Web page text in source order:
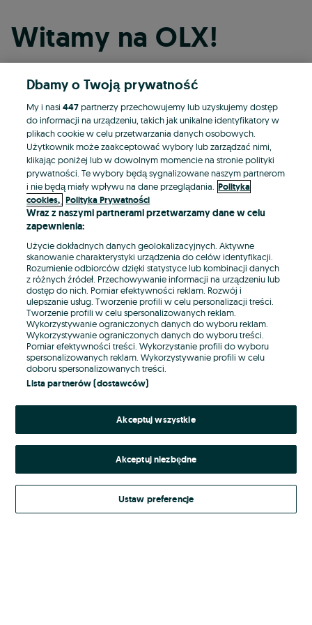
Witamy na OLX!
Kontynuuj przez Facebooka
Kontynuuj przez konto Apple
Kontynuuj przez konto Google
LUB
E-mail
Hasło
Nie pamiętasz hasła?
Zaloguj się
Kontynuując za pośrednictwem jednego z dostawców wskazanych powyżej,
Regulamin serwisuOLX.pl w jego aktualnym brzmieniu.
Dbamy o Twoją prywatność
My i nasi447partnerzy przechowujemy lub uzyskujemy dostęp
do informacji na urządzeniu, takich jak unikalne identyfikatory w
plikach cookie w celu przetwarzania danych osobowych.
Użytkownik może zaakceptować wybory lub zarządzać nimi,
klikając poniżej lub w dowolnym momencie na stronie polityki
prywatności. Te wybory będą sygnalizowane naszym partnerom
i nie będą miały wpływu na dane przeglądania. Polityka
cookies, Polityka Prywatności
Wraz z naszymi partnerami przetwarzamy dane w celu
zapewnienia:
Użycie dokładnych danych geolokalizacyjnych. Aktywne
skanowanie charakterystyki urządzenia do celów identyfikacji.
Rozumienie odbiorców dzięki statystyce lub kombinacji danych
z różnych źródeł. Przechowywanie informacji na urządzeniu lub
dostęp do nich. Pomiar efektywności reklam. Rozwój i
ulepszanie usług. Tworzenie profili w celu personalizacji treści.
Tworzenie profili w celu spersonalizowanych reklam.
Wykorzystywanie ograniczonych danych do wyboru reklam.
Wykorzystywanie ograniczonych danych do wyboru treści.
Pomiar efektywności treści. Wykorzystanie profili do wyboru
spersonalizowanych reklam. Wykorzystywanie profili w celu
doboru spersonalizowanych treści.
Lista partnerów (dostawców)
Akceptuj wszystkie
Akceptuj niezbędne
Ustaw preferencje